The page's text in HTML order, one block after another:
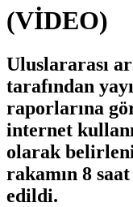
(VİDEO)
Uluslararası
tarafından
raporlarına
internet
olarak
rakamın 8
edildi.